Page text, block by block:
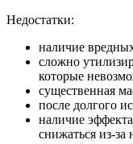
Недостатки:
наличие
сложно
которые
существенная
после долгого
наличие
снижаться из-